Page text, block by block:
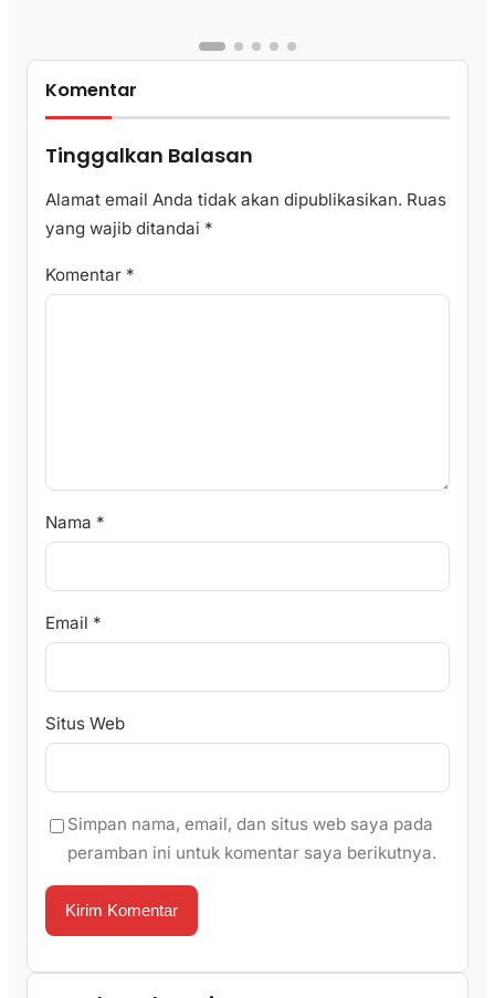
Komentar
Tinggalkan Balasan
Alamat email Anda tidak akan dipublikasikan. Ruas
yang wajib ditandai *
Komentar *
Nama *
Email *
Situs Web
Simpan nama, email, dan situs web saya pada
peramban ini untuk komentar saya berikutnya.